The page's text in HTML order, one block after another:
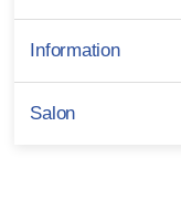
Information
Salon